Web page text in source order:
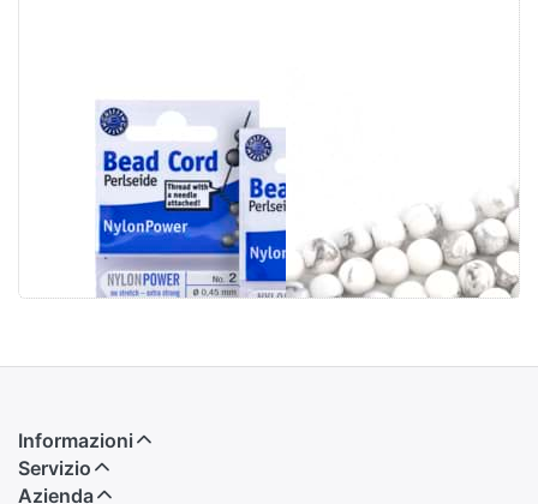
Potenza del
nylon. Su
scheda, 2 m con
Informazioni
Servizio
Azienda